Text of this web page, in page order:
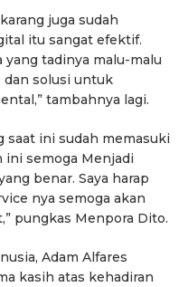
juga sudah
itu sangat efektif.
yang tadinya malu-malu
dan solusi untuk
tambahnya lagi.
saat ini sudah memasuki
ini semoga Menjadi
benar. Saya harap
nya semoga akan
pungkas Menpora Dito.
Adam Alfares
kasih atas kehadiran